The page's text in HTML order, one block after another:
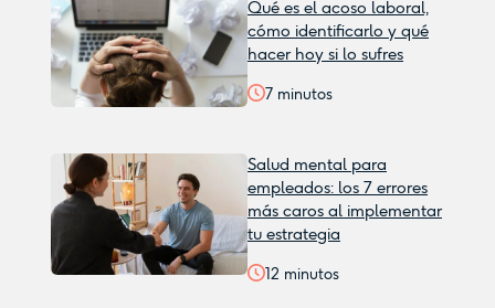
Qué es el acoso laboral,
cómo identificarlo y qué
hacer hoy si lo sufres
7 minutos
Salud mental para
empleados: los 7 errores
más caros al implementar
tu estrategia
12 minutos